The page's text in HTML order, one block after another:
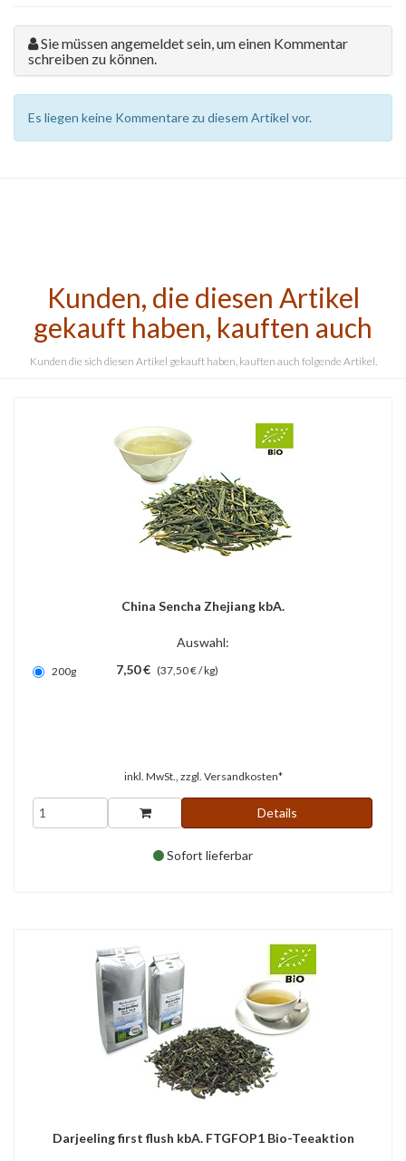
Sie müssen angemeldet sein, um einen Kommentar
schreiben zu können.
Es liegen keine Kommentare zu diesem Artikel vor.
Kunden, die diesen Artikel
gekauft haben, kauften auch
Kunden die sich diesen Artikel gekauft haben, kauften auch folgende Artikel.
China Sencha Zhejiang kbA.
Auswahl:
200g 7,50 € (37,50 € / kg)
inkl. MwSt., zzgl. Versandkosten*
Details
Sofort lieferbar
Darjeeling first flush kbA. FTGFOP1 Bio-Teeaktion